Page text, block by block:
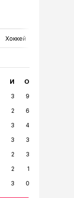
Хоккей
И О
3
9
2
6
3
4
3
3
2
3
2
1
3 0